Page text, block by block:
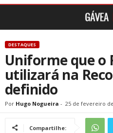
DESTAQUES
Uniforme que o
utilizará na
definido
Por Hugo Nogueira - 25 de fevereiro
Compartilhe: